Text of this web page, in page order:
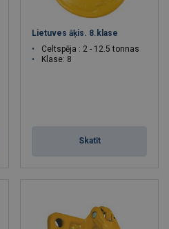
Lietuves āķis. 8.klase
Celtspēja : 2 - 12.5 tonnas
Klase: 8
Skatīt